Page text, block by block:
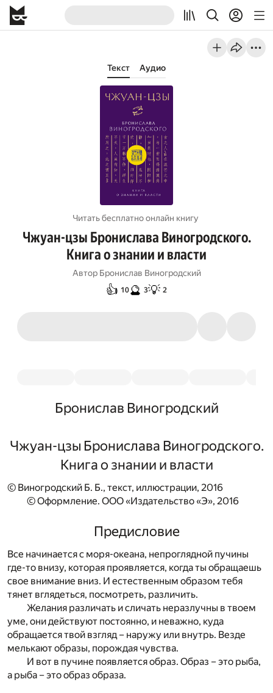
Текст Аудио
Читать бесплатно онлайн книгу
Чжуан-цзы Бронислава Виногродского.
Книга о знании и власти
Автор Бронислав Виногродский
👍 10🔮 3💡 2
Бронислав Виногродский
Чжуан-цзы Бронислава Виногродского.
Книга о знании и власти
© Виногродский Б. Б., текст, иллюстрации, 2016
© Оформление. ООО «Издательство «Э», 2016
Предисловие
Все начинается с моря-океана, непроглядной пучины
где-то внизу, которая проявляется, когда ты обращаешь
свое внимание вниз. И естественным образом тебя
тянет вглядеться, посмотреть, различить.
Желания различать и сличать неразлучны в твоем
уме, они действуют постоянно, и неважно, куда
обращается твой взгляд – наружу или внутрь. Везде
мелькают образы, порождая чувства.
И вот в пучине появляется образ. Образ – это рыба,
а рыба – это образ образа.